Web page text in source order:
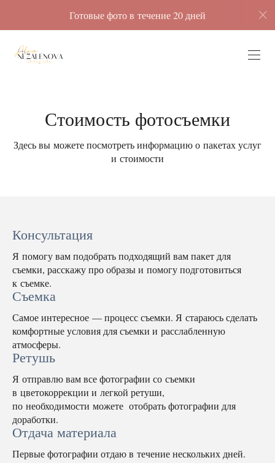
Готовые фото в течение 20 дней
Стоимость фотосъемки
Здесь вы можете посмотреть информацию о пакетах услуг
и стоимости
Консультация
Я помогу вам подобрать подходящий вам пакет для
съемки, расскажу про образы и помогу подготовиться
к съемке.
Съемка
Самое интересное — процесс съемки. Я стараюсь сделать
комфортные условия для съемки и расслабленную
атмосферы.
Ретушь
Я отправлю вам все фотографии со съемки
в цветокоррекции и легкой ретуши,
по необходимости можете отобрать фотографии для
доработки.
Отдача материала
Первые фотографии отдаю в течение нескольких дней.